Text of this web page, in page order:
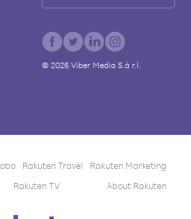
© 2026Viber Media S.à r.l.
Rakuten Travel
Rakuten Marketing
Rakuten TV About Rakuten